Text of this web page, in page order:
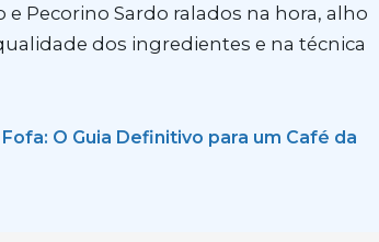
Pecorino Sardo ralados na hora, alho
dos ingredientes e na técnica
O Guia Definitivo para um Café da